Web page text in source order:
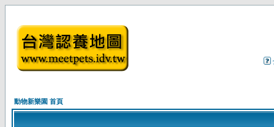
動物新樂園 首頁